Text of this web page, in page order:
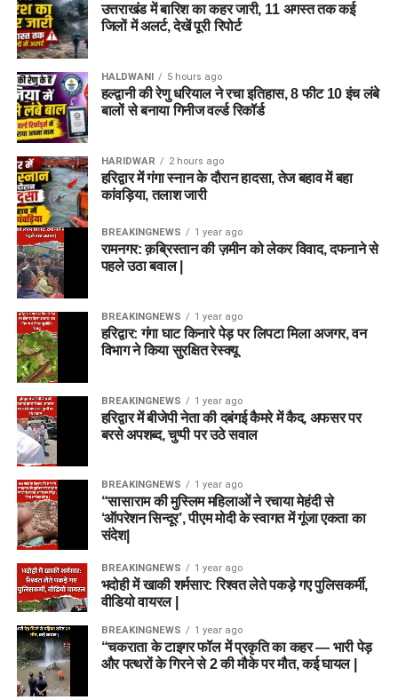
उत्तराखंड में बारिश का कहर जारी, 11 अगस्त तक कई
जिलों में अलर्ट, देखें पूरी रिपोर्ट
HALDWANI 5 hours ago
हल्द्वानी की रेणु धरियाल ने रचा इतिहास, 8 फीट 10 इंच लंबे
बालों से बनाया गिनीज वर्ल्ड रिकॉर्ड
HARIDWAR 2 hours ago
हरिद्वार में गंगा स्नान के दौरान हादसा, तेज बहाव में बहा
कांवड़िया, तलाश जारी
BREAKINGNEWS 1 year ago
रामनगर: क़ब्रिस्तान की ज़मीन को लेकर विवाद, दफनाने से
पहले उठा बवाल |
BREAKINGNEWS 1 year ago
हरिद्वार: गंगा घाट किनारे पेड़ पर लिपटा मिला अजगर, वन
विभाग ने किया सुरक्षित रेस्क्यू
BREAKINGNEWS 1 year ago
हरिद्वार में बीजेपी नेता की दबंगई कैमरे में कैद, अफसर पर
बरसे अपशब्द, चुप्पी पर उठे सवाल
BREAKINGNEWS 1 year ago
“सासाराम की मुस्लिम महिलाओं ने रचाया मेहंदी से
‘ऑपरेशन सिन्दूर’, पीएम मोदी के स्वागत में गूंजा एकता का
संदेश|
BREAKINGNEWS 1 year ago
भदोही में खाकी शर्मसार: रिश्वत लेते पकड़े गए पुलिसकर्मी,
वीडियो वायरल |
BREAKINGNEWS 1 year ago
“चकराता के टाइगर फॉल में प्रकृति का कहर — भारी पेड़
और पत्थरों के गिरने से 2 की मौके पर मौत, कई घायल |